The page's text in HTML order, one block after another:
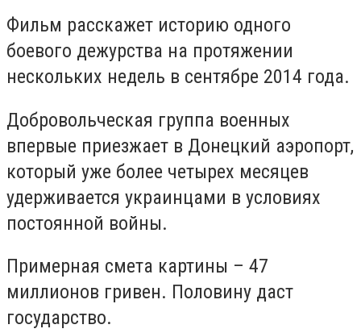
Фильм расскажет историю одного
боевого дежурства на протяжении
нескольких недель в сентябре 2014 года.
Добровольческая группа военных
впервые приезжает в Донецкий аэропорт,
который уже более четырех месяцев
удерживается украинцами в условиях
постоянной войны.
Примерная смета картины – 47
миллионов гривен. Половину даст
государство.